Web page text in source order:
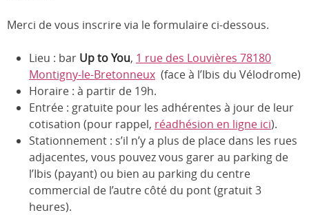
Merci de vous inscrire via le formulaire ci-dessous.
Lieu : bar Up to You, 1 rue des Louvières 78180
Montigny-le-Bretonneux (face à l’Ibis du Vélodrome)
Horaire : à partir de 19h.
Entrée : gratuite pour les adhérentes à jour de leur
cotisation (pour rappel, réadhésion en ligne ici).
Stationnement : s’il n’y a plus de place dans les rues
adjacentes, vous pouvez vous garer au parking de
l’Ibis (payant) ou bien au parking du centre
commercial de l’autre côté du pont (gratuit 3
heures).